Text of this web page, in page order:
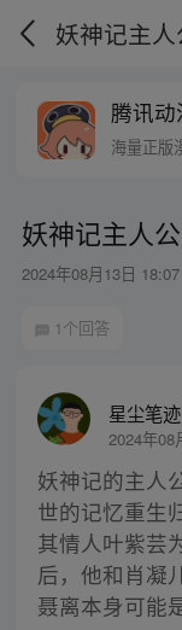
妖神记主
腾讯
海量正版
妖神记主人
2024年08月13日 18:07
1个回答
星尘笔迹
2024年08
妖神记的主人
世的记忆重生
其情人叶紫芸
后，他和肖凝
聂离本身可能